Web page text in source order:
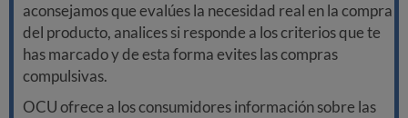
aconsejamos que evalúes la necesidad real en la compra
del producto, analices si responde a los criterios que te
has marcado y de esta forma evites las compras
compulsivas.
OCU ofrece a los consumidores información sobre las